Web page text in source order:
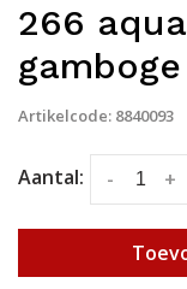
266
Artikelcode: 8840093
Aantal: +
-